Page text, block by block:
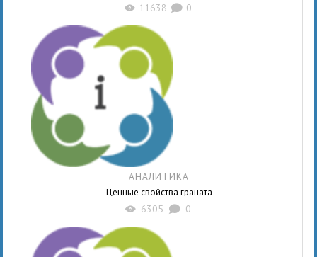
X 11638 K 0
АНАЛИТИКА
Ценные свойства граната
X 6305 K 0